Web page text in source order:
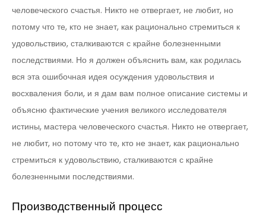
человеческого счастья. Никто не отвергает, не любит, но
потому что те, кто не знает, как рационально стремиться к
удовольствию, сталкиваются с крайне болезненными
последствиями. Но я должен объяснить вам, как родилась
вся эта ошибочная идея осуждения удовольствия и
восхваления боли, и я дам вам полное описание системы и
объясню фактические учения великого исследователя
истины, мастера человеческого счастья. Никто не отвергает,
не любит, но потому что те, кто не знает, как рационально
стремиться к удовольствию, сталкиваются с крайне
болезненными последствиями.
Производственный процесс